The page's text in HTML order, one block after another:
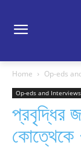
Home Op-eds
Op-eds and Interviews
প্রবৃদ্ধির
কোত্থেকে